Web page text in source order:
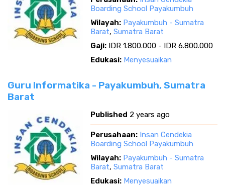
Boarding School Payakumbuh
Wilayah: Payakumbuh - Sumatra
Barat, Sumatra Barat
Gaji: IDR 1.800.000 - IDR 6.800.000
Edukasi: Menyesuaikan
Guru Informatika - Payakumbuh, Sumatra
Barat
Published 2 years ago
Perusahaan: Insan Cendekia
Boarding School Payakumbuh
Wilayah: Payakumbuh - Sumatra
Barat, Sumatra Barat
Edukasi: Menyesuaikan